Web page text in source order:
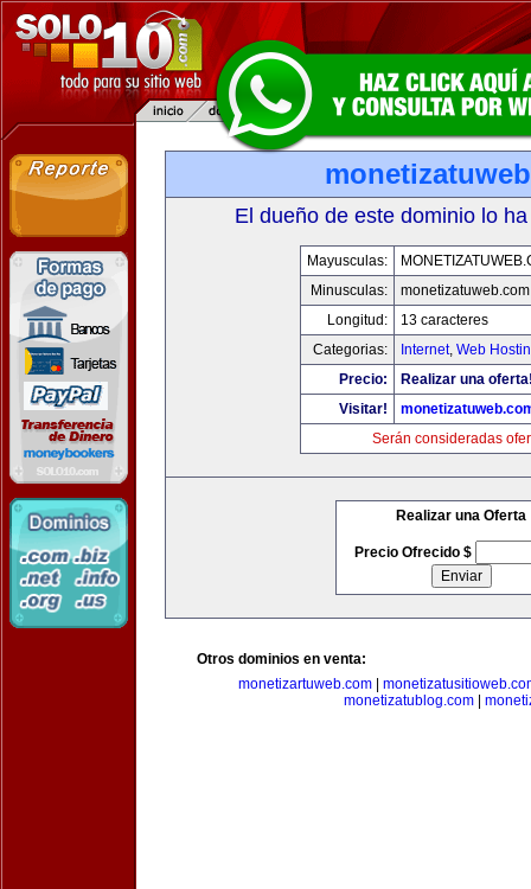
El dueño de este dominio lo
Mayusculas:
Minusculas:
monetizatuweb.com
Longitud:
13 caracteres
Categorias:
Internet, Web
Precio:
Realizar una
Visitar!
Serán consideradas
Realizar una Oferta
Precio Ofrecido $
Otros dominios en venta:
monetizartuweb.com|
monetizatublog.com|